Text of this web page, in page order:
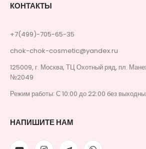
КОНТАКТЫ
+7(499)-705-65-35
chok-chok-cosmetic@yandex.ru
125009, г. Москва, ТЦ Охотный ряд, пл.
№2049
Режим работы: С 10:00 до 22:00 без
НАПИШИТЕ НАМ